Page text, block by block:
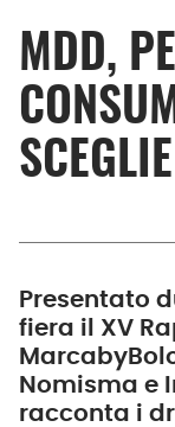
MDD,
SCEGLIE
Presentato
fiera il XV
Nomisma e
racconta i